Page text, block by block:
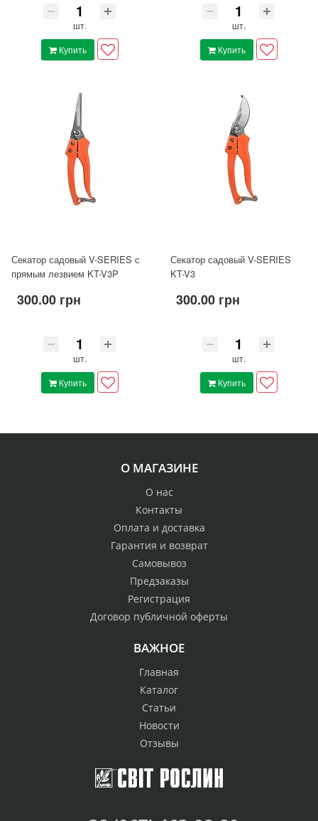
шт.
Купить
шт.
Купить
Секатор садовый V-SERIES с
прямым лезвием KT-V3P
300.00 грн
шт.
Купить
Секатор садовый V-SERIES
KT-V3
300.00 грн
шт.
Купить
О МАГАЗИНЕ
О нас
Контакты
Оплата и доставка
Гарантия и возврат
Самовывоз
Предзаказы
Регистрация
Договор публичной оферты
ВАЖНОЕ
Главная
Каталог
Статьи
Новости
Отзывы